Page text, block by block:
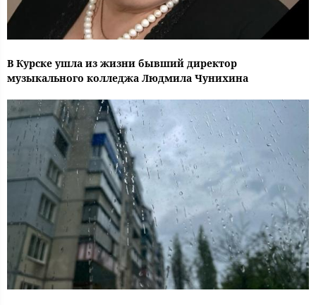
В Курске ушла из жизни бывший директор
музыкального колледжа Людмила Чунихина